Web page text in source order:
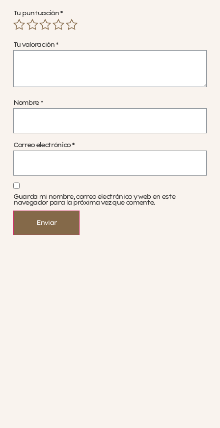
Tu puntuación *
Tu valoración *
Nombre *
Correo electrónico *
Guarda mi nombre, correo electrónico y web en este
navegador para la próxima vez que comente.